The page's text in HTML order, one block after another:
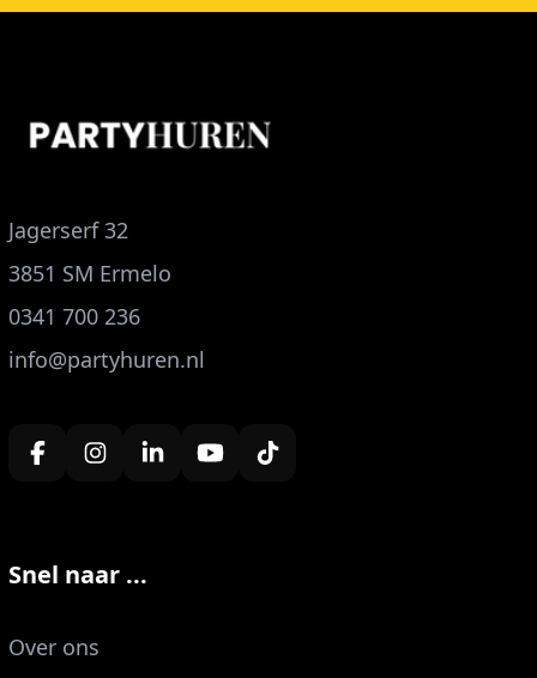
Jagerserf 32
3851 SM Ermelo
0341 700 236
info@partyhuren.nl
Snel naar ...
Over ons